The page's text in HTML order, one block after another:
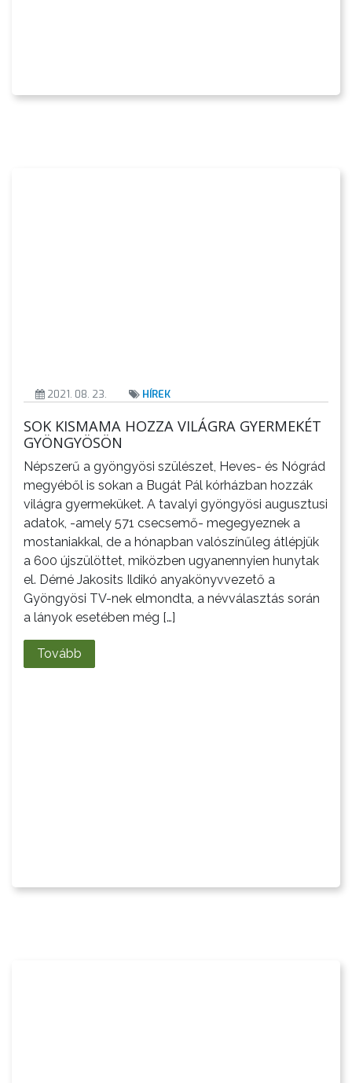
2021. 08. 23. HÍREK
SOK KISMAMA HOZZA VILÁGRA GYERMEKÉT
GYÖNGYÖSÖN
Népszerű a gyöngyösi szülészet, Heves- és Nógrád
megyéből is sokan a Bugát Pál kórházban hozzák
világra gyermeküket. A tavalyi gyöngyösi augusztusi
adatok, -amely 571 csecsemő- megegyeznek a
mostaniakkal, de a hónapban valószínűleg átlépjük
a 600 újszülöttet, miközben ugyanennyien hunytak
el. Dérné Jakosits Ildikó anyakönyvvezető a
Gyöngyösi TV-nek elmondta, a névválasztás során
a lányok esetében még […]
Tovább